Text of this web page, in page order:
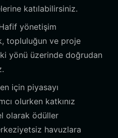
katılabilirsiniz.
yönetişim
topluluğun ve proje
yönü üzerinde doğrudan
için piyasayı
olurken katkınız
olarak ödüller
havuzlara